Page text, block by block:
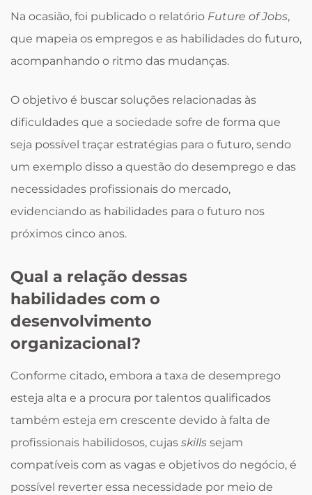
Na ocasião, foi publicado o relatório Future of Jobs,
que mapeia os empregos e as habilidades do futuro,
acompanhando o ritmo das mudanças.
O objetivo é buscar soluções relacionadas às
dificuldades que a sociedade sofre de forma que
seja possível traçar estratégias para o futuro, sendo
um exemplo disso a questão do desemprego e das
necessidades profissionais do mercado,
evidenciando as habilidades para o futuro nos
próximos cinco anos.
Qual a relação dessas
habilidades com o
desenvolvimento
organizacional?
Conforme citado, embora a taxa de desemprego
esteja alta e a procura por talentos qualificados
também esteja em crescente devido à falta de
profissionais habilidosos, cujas skills sejam
compatíveis com as vagas e objetivos do negócio, é
possível reverter essa necessidade por meio de